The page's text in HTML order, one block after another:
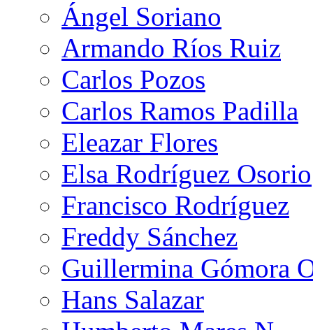
Ángel Soriano
Armando Ríos Ruiz
Carlos Pozos
Carlos Ramos Padilla
Eleazar Flores
Elsa Rodríguez Osorio
Francisco Rodríguez
Freddy Sánchez
Guillermina Gómora
Hans Salazar